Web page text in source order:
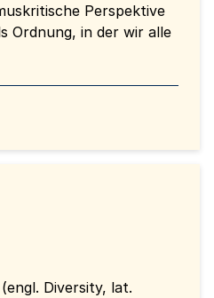
Perspektive
Ordnung, in der wir alle
Diversity, lat.